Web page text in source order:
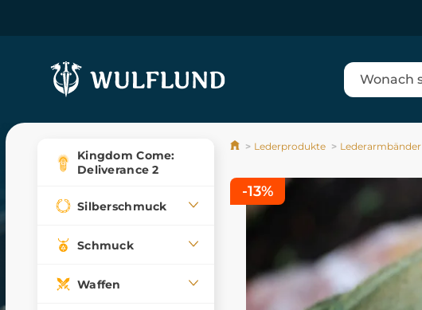
Kingdom Come:
Deliverance 2
Silberschmuck
Schmuck
Waffen
Lederprodukte Lederarmbänder
-13%